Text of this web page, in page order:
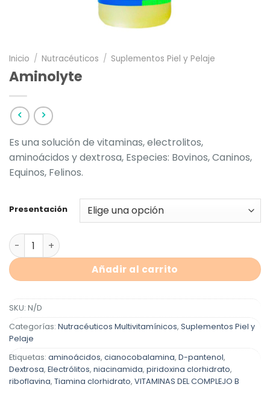
Inicio / Nutracéuticos / Suplementos Piel y Pelaje
Aminolyte
Es una solución de vitaminas, electrolitos,
aminoácidos y dextrosa, Especies: Bovinos, Caninos,
Equinos, Felinos.
Presentación
Aminolyte cantidad
Añadir al carrito
SKU: N/D
Categorías: Nutracéuticos Multivitamínicos, Suplementos Piel y
Pelaje
Etiquetas: aminoácidos, cianocobalamina, D-pantenol,
Dextrosa, Electrólitos, niacinamida, piridoxina clorhidrato,
riboflavina, Tiamina clorhidrato, VITAMINAS DEL COMPLEJO B